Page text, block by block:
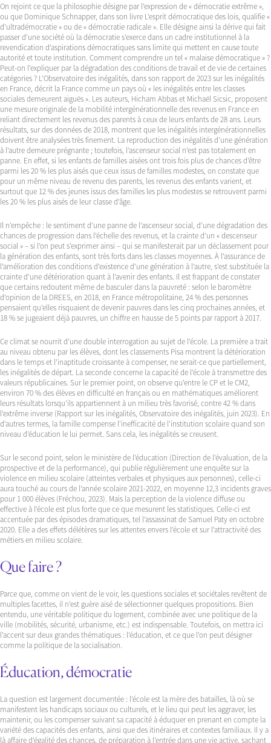
On rejoint ce que la philosophie désigne par l’expression de « démocratie extrême »,
ou que Dominique Schnapper, dans son livre L’esprit démocratique des lois, qualifie «
d’ultradémocratie » ou de « démocratie radicale ». Elle désigne ainsi la dérive qui fait
passer d’une société où la démocratie s’exerce dans un cadre institutionnel à la
revendication d’aspirations démocratiques sans limite qui mettent en cause toute
autorité et toute institution. Comment comprendre un tel « malaise démocratique » ?
Peut-on l’expliquer par la dégradation des conditions de travail et de vie de certaines
catégories ? L’Observatoire des inégalités, dans son rapport de 2023 sur les inégalités
en France, décrit la France comme un pays où « les inégalités entre les classes
sociales demeurent aiguës ». Les auteurs, Hicham Abbas et Michaël Sicsic, proposent
une mesure originale de la mobilité intergénérationnelle des revenus en France en
reliant directement les revenus des parents à ceux de leurs enfants de 28 ans. Leurs
résultats, sur des données de 2018, montrent que les inégalités intergénérationnelles
doivent être analysées très finement. La reproduction des inégalités d’une génération
à l’autre demeure prégnante ; toutefois, l’ascenseur social n’est pas totalement en
panne. En effet, si les enfants de familles aisées ont trois fois plus de chances d’être
parmi les 20 % les plus aisés que ceux issus de familles modestes, on constate que
pour un même niveau de revenu des parents, les revenus des enfants varient, et
surtout que 12 % des jeunes issus des familles les plus modestes se retrouvent parmi
les 20 % les plus aisés de leur classe d’âge.
Il n’empêche : le sentiment d’une panne de l’ascenseur social, d’une dégradation des
chances de progression dans l’échelle des revenus, et la crainte d’un « descenseur
social » – si l’on peut s’exprimer ainsi – qui se manifesterait par un déclassement pour
la génération des enfants, sont très forts dans les classes moyennes. À l’assurance de
l’amélioration des conditions d’existence d’une génération à l’autre, s’est substituée la
crainte d’une détérioration quant à l’avenir des enfants. Il est frappant de constater
que certains redoutent même de basculer dans la pauvreté : selon le baromètre
d’opinion de la DREES, en 2018, en France métropolitaine, 24 % des personnes
pensaient qu’elles risquaient de devenir pauvres dans les cinq prochaines années, et
18 % se jugeaient déjà pauvres, un chiffre en hausse de 5 points par rapport à 2017.
Ce climat se nourrit d’une double interrogation au sujet de l’école. La première a trait
au niveau obtenu par les élèves, dont les classements Pisa montrent la détérioration
dans le temps et l’inaptitude croissante à compenser, ne serait-ce que partiellement,
les inégalités de départ. La seconde concerne la capacité de l’école à transmettre des
valeurs républicaines. Sur le premier point, on observe qu’entre le CP et le CM2,
environ 70 % des élèves en difficulté en français ou en mathématiques améliorent
leurs résultats lorsqu’ils appartiennent à un milieu très favorisé, contre 42 % dans
l’extrême inverse (Rapport sur les inégalités, Observatoire des inégalités, juin 2023). En
d’autres termes, la famille compense l’inefficacité de l’institution scolaire quand son
niveau d’éducation le lui permet. Sans cela, les inégalités se creusent.
Sur le second point, selon le ministère de l’éducation (Direction de l’évaluation, de la
prospective et de la performance), qui publie régulièrement une enquête sur la
violence en milieu scolaire (atteintes verbales et physiques aux personnes), celle-ci
aura touché au cours de l’année scolaire 2021-2022, en moyenne 12,3 incidents graves
pour 1 000 élèves (Fréchou, 2023). Mais la perception de la violence diffuse ou
effective à l’école est plus forte que ce que mesurent les statistiques. Celle-ci est
accentuée par des épisodes dramatiques, tel l’assassinat de Samuel Paty en octobre
2020. Elle a des effets délétères sur les attentes envers l’école et sur l’attractivité des
métiers en milieu scolaire.
Que faire ?
Parce que, comme on vient de le voir, les questions sociales et sociétales revêtent de
multiples facettes, il n’est guère aisé de sélectionner quelques propositions. Bien
entendu, une véritable politique du logement, combinée avec une politique de la
ville (mobilités, sécurité, urbanisme, etc.) est indispensable. Toutefois, on mettra ici
l’accent sur deux grandes thématiques : l’éducation, et ce que l’on peut désigner
comme la politique de la socialisation.
Éducation, démocratie
La question est largement documentée : l’école est la mère des batailles, là où se
manifestent les handicaps sociaux ou culturels, et le lieu qui peut les aggraver, les
maintenir, ou les compenser suivant sa capacité à éduquer en prenant en compte la
variété des capacités des enfants, ainsi que des itinéraires et contextes familiaux. Il y a
là affaire d’égalité des chances, de préparation à l’entrée dans une vie active, sachant